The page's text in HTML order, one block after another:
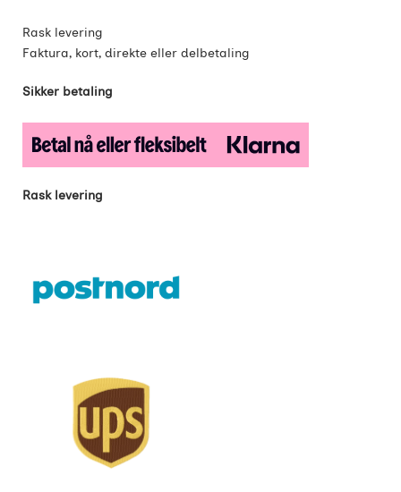
Rask levering
Faktura, kort, direkte eller delbetaling
Sikker betaling
Rask levering